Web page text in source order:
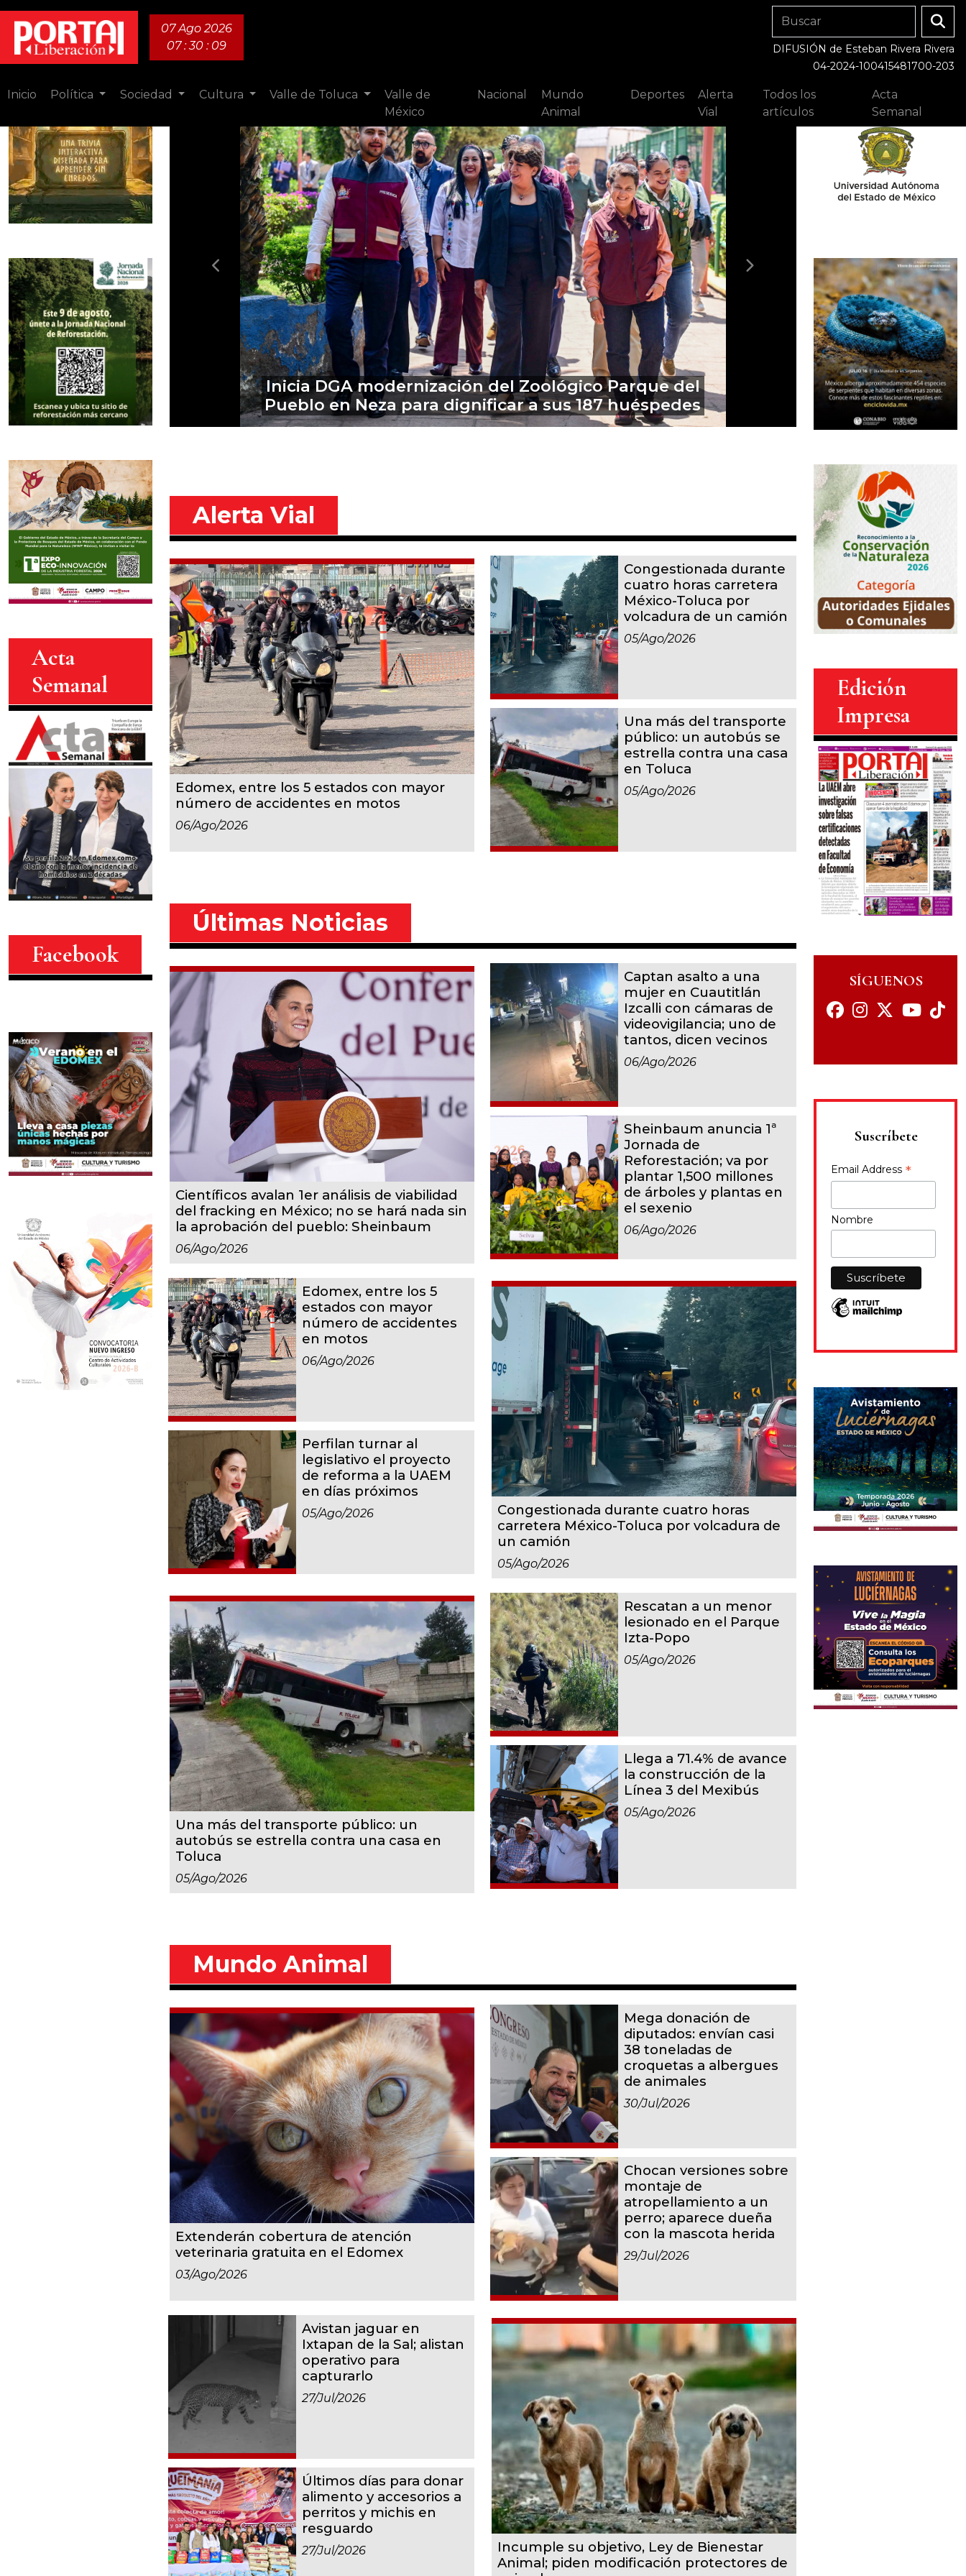
07 Ago 2026
07 : 30 : 10
DIFUSIÓN de Esteban Rivera Rivera
04-2024-100415481700-203
Inicio Política Sociedad Cultura Valle de Toluca
Valle de
México
Nacional
Mundo
Animal
Deportes
Alerta
Vial
Todos los
artículos
Acta
Semanal
Acta
Semanal
Facebook
Al penal de Almoloya el exgobernador de Guerrero Ángel ‘N’
por destrucción de evidencias sobre caso Ayotzinapa
Alerta Vial
Edomex, entre los 5 estados con mayor
número de accidentes en motos
06/ago/2026
Congestionada durante
cuatro horas carretera
México-Toluca por
volcadura de un camión
05/ago/2026
Una más del transporte
público: un autobús se
estrella contra una casa
en Toluca
05/ago/2026
Últimas Noticias
Científicos avalan 1er análisis de viabilidad
del fracking en México; no se hará nada sin
la aprobación del pueblo: Sheinbaum
06/ago/2026
Captan asalto a una
mujer en Cuautitlán
Izcalli con cámaras de
videovigilancia; uno de
tantos, dicen vecinos
06/ago/2026
Sheinbaum anuncia 1ª
Jornada de
Reforestación; va por
plantar 1,500 millones
de árboles y plantas en
el sexenio
06/ago/2026
Edomex, entre los 5
estados con mayor
número de accidentes
en motos
06/ago/2026
Perfilan turnar al
legislativo el proyecto
de reforma a la UAEM
en días próximos
05/ago/2026
Congestionada durante cuatro horas
carretera México-Toluca por volcadura de
un camión
05/ago/2026
Una más del transporte público: un
autobús se estrella contra una casa en
Toluca
05/ago/2026
Rescatan a un menor
lesionado en el Parque
Izta-Popo
05/ago/2026
Llega a 71.4% de avance
la construcción de la
Línea 3 del Mexibús
05/ago/2026
Mundo Animal
Extenderán cobertura de atención
veterinaria gratuita en el Edomex
03/ago/2026
Mega donación de
diputados: envían casi
38 toneladas de
croquetas a albergues
de animales
30/jul/2026
Chocan versiones sobre
montaje de
atropellamiento a un
perro; aparece dueña
con la mascota herida
29/jul/2026
Avistan jaguar en
Ixtapan de la Sal; alistan
operativo para
capturarlo
27/jul/2026
Últimos días para donar
alimento y accesorios a
perritos y michis en
resguardo
27/jul/2026
Incumple su objetivo, Ley de Bienestar
Animal; piden modificación protectores de
Edición
Impresa
SÍGUENOS
Suscríbete
Email Address *
Nombre